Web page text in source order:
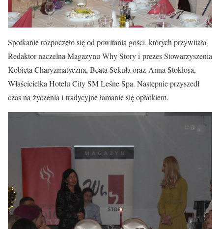
Spotkanie rozpoczęło się od powitania gości, których przywitała
Redaktor naczelna Magazynu Why Story i prezes Stowarzyszenia
Kobieta Charyzmatyczna, Beata Sekuła oraz Anna Stokłosa,
Właścicielka Hotelu City SM Leśne Spa. Następnie przyszedł
czas na życzenia i tradycyjne łamanie się opłatkiem.